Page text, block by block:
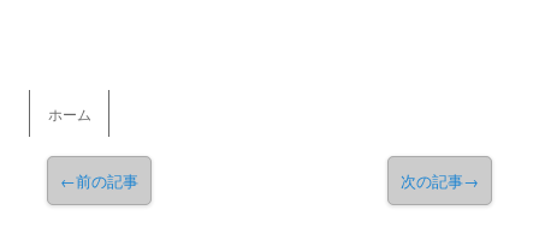
メインコンテンツへ移動
ホーム
←前の記事 次の記事→